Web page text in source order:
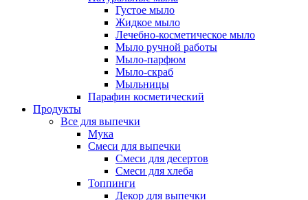
Густое мыло
Жидкое мыло
Лечебно-косметическое мыло
Мыло ручной работы
Мыло-парфюм
Мыло-скраб
Мыльницы
Парафин косметический
Продукты
Все для выпечки
Мука
Смеси для выпечки
Смеси для десертов
Смеси для хлеба
Топпинги
Декор для выпечки